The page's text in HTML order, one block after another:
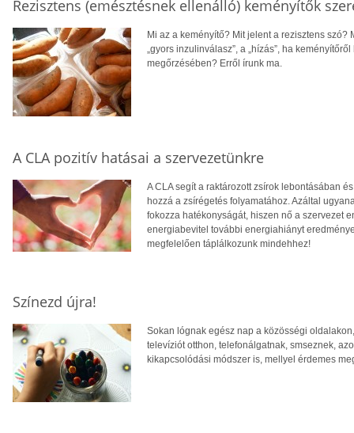
Rezisztens (emésztésnek ellenálló) keményítők
Mi az a keményítő? Mit jelent a rezisztens szó?
„gyors inzulinválasz”, a „hízás”, ha
megőrzésében? Erről írunk ma.
A CLA pozitív hatásai a szervezetünkre
A CLA segít a raktározott zsírok lebontásában
hozzá a zsírégetés folyamatához. Azáltal
fokozza hatékonyságát, hiszen nő a szervezet
energiabevitel további energiahiányt
megfelelően táplálkozunk mindehhez!
Színezd újra!
Sokan lógnak egész nap a közösségi
televíziót otthon, telefonálgatnak, smseznek,
kikapcsolódási módszer is, mellyel érdemes